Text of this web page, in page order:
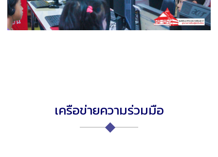
เครือข่ายความร่วมมือ